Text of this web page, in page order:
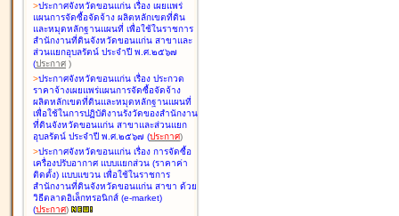
>ประกาศจังหวัดขอนแก่น เรื่อง เผยแพร่
แผนการจัดซื้อจัดจ้าง ผลิตหลักเขตที่ดิน
และหมุดหลักฐานแผนที่ เพื่อใช้ในราชการ
สำนักงานที่ดินจังหวัดขอนแก่น สาขาและ
ส่วนแยกอุบลรัตน์ ประจำปี พ.ศ.๒๕๖๗
(ประกาศ )
>ประกาศจังหวัดขอนแก่น เรื่อง ประกวด
ราคาจ้างเผยแพร่แผนการจัดซื้อจัดจ้าง
ผลิตหลักเขตที่ดินและหมุดหลักฐานแผนที่
เพื่อใช้ในการปฏิบัติงานรังวัดของสำนักงาน
ที่ดินจังหวัดขอนแก่น สาขาและส่วนแยก
อุบลรัตน์ ประจำปี พ.ศ.๒๕๖๗ (ประกาศ)
>ประกาศจังหวัดขอนแก่น เรื่อง การจัดซื้อ
เครื่องปรับอากาศ แบบแยกส่วน (ราคาค่า
ติดตั้ง) แบบแขวน เพื่อใช้ในราชการ
สำนักงานที่ดินจังหวัดขอนแก่น สาขา ด้วย
วิธีตลาดอิเล็กทรอนิกส์ (e-market)
(ประกาศ)